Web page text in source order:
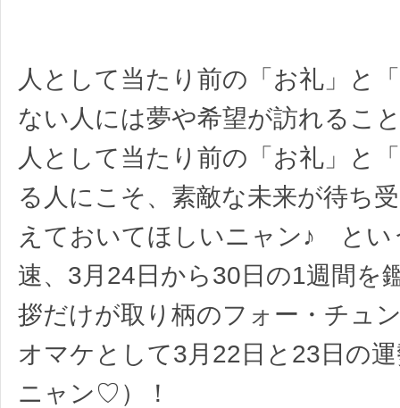
人として当たり前の「お礼」と
ない人には夢や希望が訪れるこ
人として当たり前の「お礼」と
る人にこそ、素敵な未来が待ち
えておいてほしいニャン♪ とい
速、3月24日から30日の1週間を
拶だけが取り柄のフォー・チュ
オマケとして3月22日と23日の
ニャン♡）！